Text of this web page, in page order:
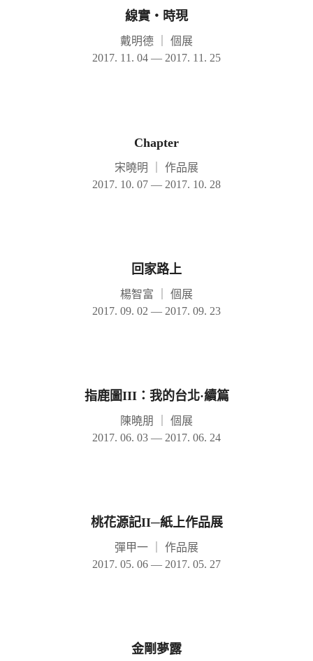
線實‧時現
戴明德
個展
2017. 11. 04 — 2017. 11. 25
Chapter
宋曉明
作品展
2017. 10. 07 — 2017. 10. 28
回家路上
楊智富
個展
2017. 09. 02 — 2017. 09. 23
指鹿圖III：我的台北·續篇
陳曉朋
個展
2017. 06. 03 — 2017. 06. 24
桃花源記II─紙上作品展
彈甲一
作品展
2017. 05. 06 — 2017. 05. 27
金剛夢露